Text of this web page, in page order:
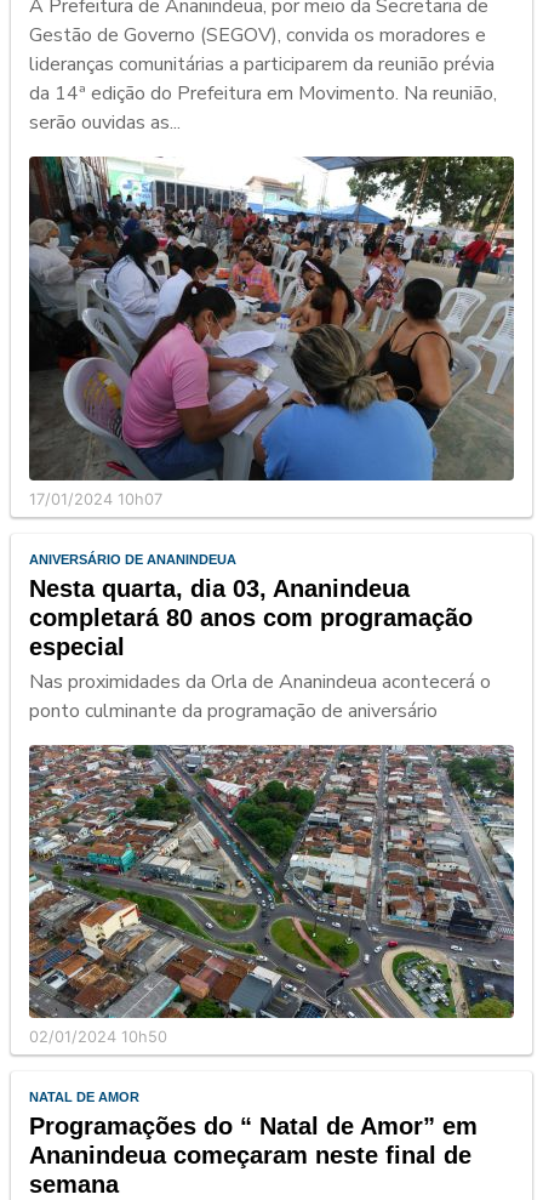
A Prefeitura de Ananindeua, por meio da Secretaria de
Gestão de Governo (SEGOV), convida os moradores e
lideranças comunitárias a participarem da reunião prévia
da 14ª edição do Prefeitura em Movimento. Na reunião,
serão ouvidas as...
17/01/2024 10h07
ANIVERSÁRIO DE ANANINDEUA
Nesta quarta, dia 03, Ananindeua
completará 80 anos com programação
especial
Nas proximidades da Orla de Ananindeua acontecerá o
ponto culminante da programação de aniversário
02/01/2024 10h50
NATAL DE AMOR
Programações do “ Natal de Amor” em
Ananindeua começaram neste final de
semana